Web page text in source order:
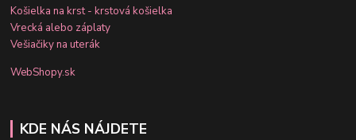
Košielka na krst - krstová košielka
Vrecká alebo záplaty
Vešiačiky na uterák
WebShopy.sk
KDE NÁS NÁJDETE